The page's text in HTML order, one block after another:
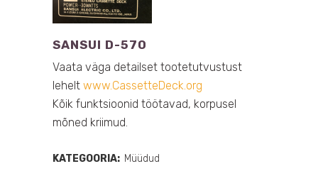
SANSUI D-570
Vaata väga detailset tootetutvustust
lehelt www.CassetteDeck.org
Kõik funktsioonid töötavad, korpusel
mõned kriimud.
KATEGOORIA: Müüdud